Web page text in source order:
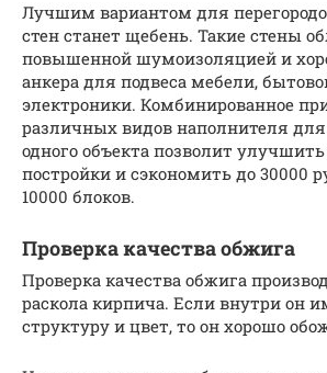
Лучшим вариантом для
стен станет щебень. Такие стены
повышенной шумоизоляцией и
анкера для подвеса мебели,
электроники. Комбинированное
различных видов наполнителя
одного объекта позволит улучшить
постройки и сэкономить до 30000
10000 блоков.
Проверка качества обжига
Проверка качества обжига
раскола кирпича. Если внутри он
структуру и цвет, то он хорошо